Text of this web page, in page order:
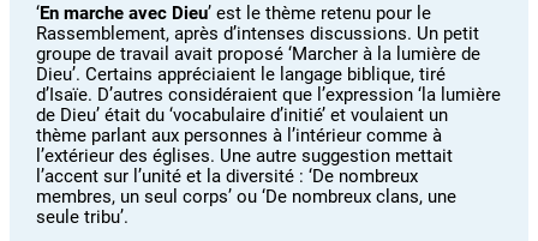
‘En marche avec Dieu’ est le thème retenu pour le
Rassemblement, après d’intenses discussions. Un petit
groupe de travail avait proposé ‘Marcher à la lumière de
Dieu’. Certains appréciaient le langage biblique, tiré
d’Isaïe. D’autres considéraient que l’expression ‘la lumière
de Dieu’ était du ‘vocabulaire d’initié’ et voulaient un
thème parlant aux personnes à l’intérieur comme à
l’extérieur des églises. Une autre suggestion mettait
l’accent sur l’unité et la diversité : ‘De nombreux
membres, un seul corps’ ou ‘De nombreux clans, une
seule tribu’.